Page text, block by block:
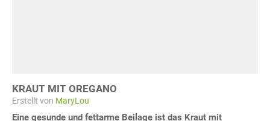
KRAUT MIT OREGANO
Erstellt von MaryLou
Eine gesunde und fettarme Beilage ist das Kraut mit